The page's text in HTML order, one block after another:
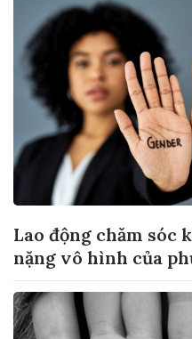
Lao động chăm sóc
nặng vô hình của